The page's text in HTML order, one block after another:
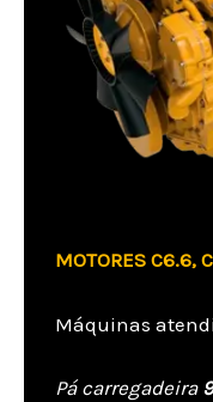
MOTORES C6.6,
Máquinas
Pá carregadeira